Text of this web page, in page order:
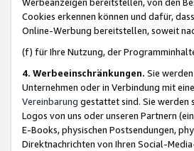
Cookies erkennen können und dafür,
Online-Werbung bereitstellen, soweit
(f) für Ihre Nutzung, der
4. Werbeeinschränkungen. Sie
Unternehmen oder in Verbindung mit
Vereinbarung gestattet sind. Sie werden
Logos von uns oder unseren Partnern
E-Books, physischen Postsendungen,
Direktnachrichten von Ihren Social-